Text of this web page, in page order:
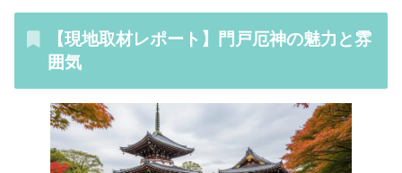
【現地取材レポート】門戸厄神の魅力と雰
囲気